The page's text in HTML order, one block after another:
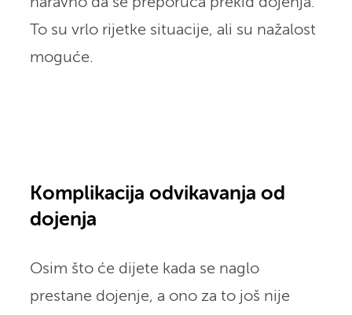
To su vrlo rijetke situacije, ali su nažalost
moguće.
Komplikacija odvikavanja od
dojenja
Osim što će dijete kada se naglo
prestane dojenje, a ono za to još nije